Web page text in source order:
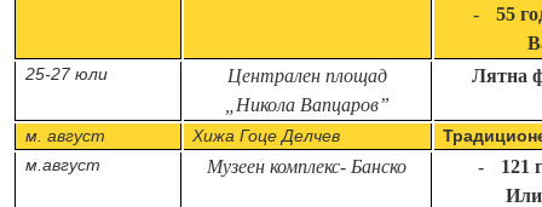
-
55
25-27 юли
Централен площад
„Никола Вапцаров”
Лятна
м. август Хижа Гоце Делчев
м.август
Музеен комплекс- Банско -
121